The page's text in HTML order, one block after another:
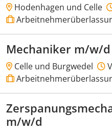
Hodenhagen und Celle
Mechaniker m/w/d
Celle und Burgwedel
m/w/d